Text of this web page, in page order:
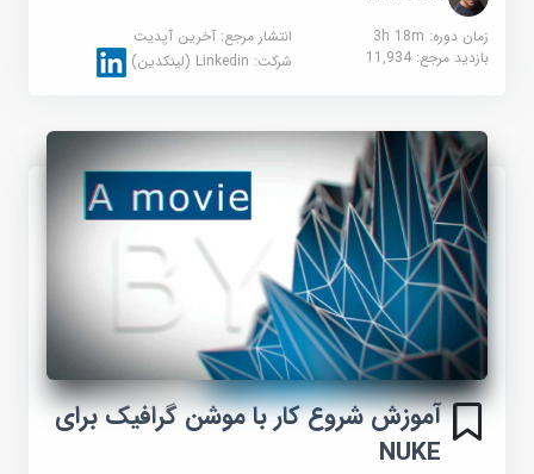
زمان دوره: 3h 18m
انتشار مرجع:آخرین آپدیت
بازدید مرجع:11,934 شرکت:Linkedin (لینکدین)
آموزش شروع کار با موشن گرافیک برای
NUKE